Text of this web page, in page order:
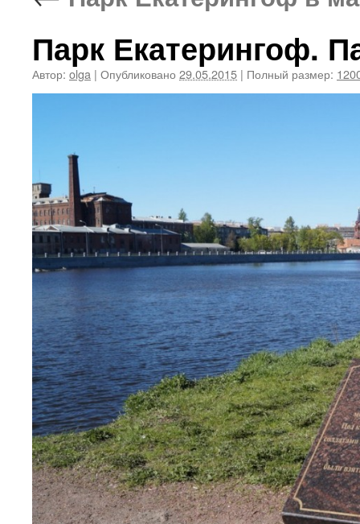
Парк Екатерингоф.
Автор: olga | Опубликовано 29.05.2015 | Полный размер: